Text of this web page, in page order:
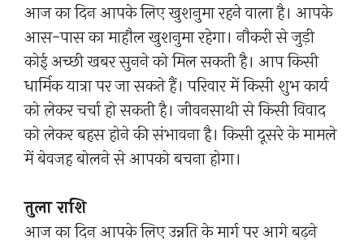
आज का दिन आपके लिए खुशनुमा रहने वाला है। आपके
आस-पास का माहौल खुशनुमा रहेगा। नौकरी से जुड़ी
कोई अच्छी खबर सुनने को मिल सकती है। आप किसी
धार्मिक यात्रा पर जा सकते हैं। परिवार में किसी शुभ कार्य
को लेकर चर्चा हो सकती है। जीवनसाथी से किसी विवाद
को लेकर बहस होने की संभावना है। किसी दूसरे के मामले
में बेवजह बोलने से आपको बचना होगा।
तुला राशि
आज का दिन आपके लिए उन्नति के मार्ग पर आगे बढ़ने